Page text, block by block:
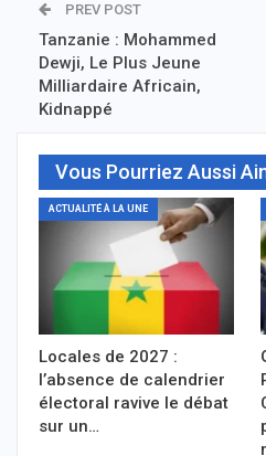
PREV POST
Tanzanie : Mohammed
Dewji, Le Plus Jeune
Milliardaire Africain,
Kidnappé
Vous Pourriez Aussi
ACTUALITÉ À LA UNE
Locales de 2027 :
l’absence de calendrier
électoral ravive le débat
sur un…